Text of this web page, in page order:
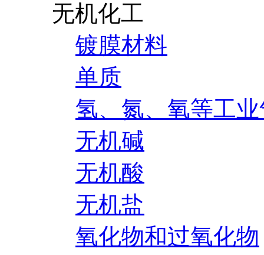
无机化工
镀膜材料
单质
氢、氮、氧等工
无机碱
无机酸
无机盐
氧化物和过氧化物